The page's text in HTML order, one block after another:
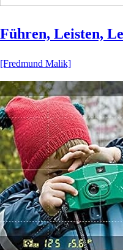
Führen, Leisten,
[Fredmund Malik]